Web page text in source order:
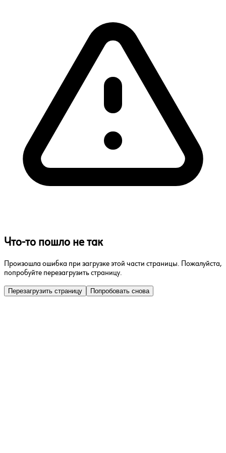
Что-то пошло не так
Произошла ошибка при загрузке этой части страницы. Пожалуйста,
попробуйте перезагрузить страницу.
Перезагрузить страницу Попробовать снова